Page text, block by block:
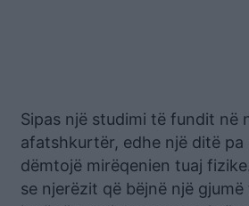
Sipas një studimi të fundit në
afatshkurtër, edhe një ditë pa
dëmtojë mirëqenien tuaj
se njerëzit që bëjnë një